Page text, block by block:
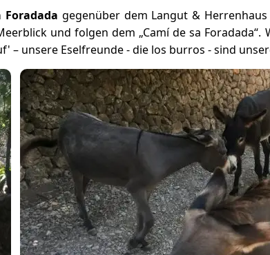
Foradada gegenüber dem Langut &
und folgen dem „Camí de sa Foradada“.
– unsere Eselfreunde - die los burros - sind